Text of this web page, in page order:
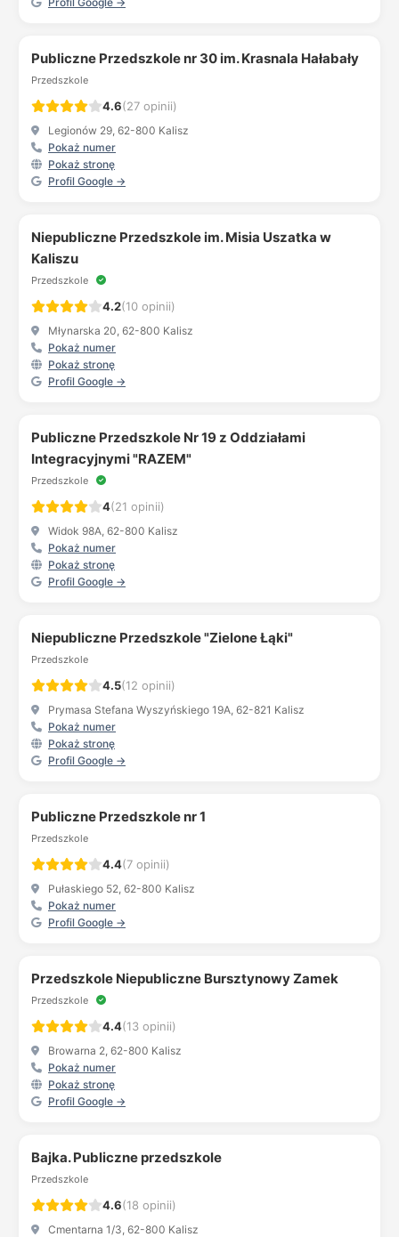
Publiczne Przedszkole nr 30 im. Krasnala Hałabały
Przedszkole
4.6(27 opinii)
Legionów 29, 62-800 Kalisz
Pokaż numer
Pokaż stronę
Profil Google →
Niepubliczne Przedszkole im. Misia Uszatka w
Kaliszu
Przedszkole
4.2(10 opinii)
Młynarska 20, 62-800 Kalisz
Pokaż numer
Pokaż stronę
Profil Google →
Publiczne Przedszkole Nr 19 z Oddziałami
Integracyjnymi "RAZEM"
Przedszkole
4(21 opinii)
Widok 98A, 62-800 Kalisz
Pokaż numer
Pokaż stronę
Profil Google →
Niepubliczne Przedszkole "Zielone Łąki"
Przedszkole
4.5(12 opinii)
Prymasa Stefana Wyszyńskiego 19A, 62-821 Kalisz
Pokaż numer
Pokaż stronę
Profil Google →
Publiczne Przedszkole nr 1
Przedszkole
4.4(7 opinii)
Pułaskiego 52, 62-800 Kalisz
Pokaż numer
Profil Google →
Przedszkole Niepubliczne Bursztynowy Zamek
Przedszkole
4.4(13 opinii)
Browarna 2, 62-800 Kalisz
Pokaż numer
Pokaż stronę
Profil Google →
Bajka. Publiczne przedszkole
Przedszkole
4.6(18 opinii)
Cmentarna 1/3, 62-800 Kalisz